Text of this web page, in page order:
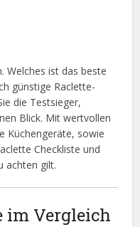
Welches ist das beste
günstige Raclette-
die Testsieger,
Blick. Mit wertvollen
Küchengeräte, sowie
Checkliste und
achten gilt.
im Vergleich